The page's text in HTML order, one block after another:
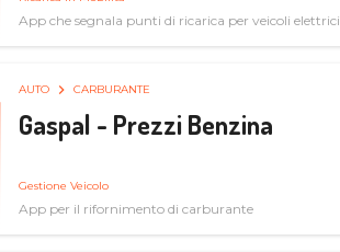
App che segnala punti di ricarica per veicoli elettrici
AUTO CARBURANTE
Gaspal - Prezzi Benzina
Gestione Veicolo
App per il rifornimento di carburante